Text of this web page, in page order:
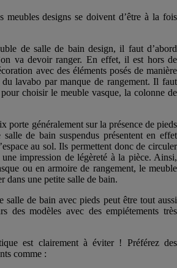
meubles designs se doivent d’être à la fois
de salle de bain design, il faut d’abord
va devoir ranger. En effet, il est hors de
avec des éléments posés de manière
lavabo par manque de rangement. Il faut
choisir le meuble vasque, la colonne de
porte généralement sur la présence de pieds
de bain suspendus présentent en effet
au sol. Ils permettent donc de circuler
impression de légèreté à la pièce. Ainsi,
ou en armoire de rangement, le meuble
dans une petite salle de bain.
salle de bain avec pieds peut être tout aussi
des modèles avec des empiétements très
est clairement à éviter ! Préférez des
comme :